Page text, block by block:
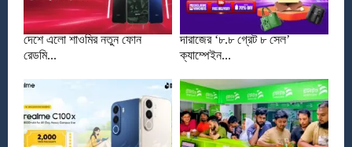
দেশে এলো শাওমির নতুন ফোন
রেডমি...
দারাজের ‘৮.৮ গ্রেট ৮ সেল’
ক্যাম্পেইন...